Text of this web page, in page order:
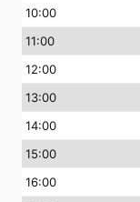
10:00
11:00
12:00
13:00
14:00
15:00
16:00